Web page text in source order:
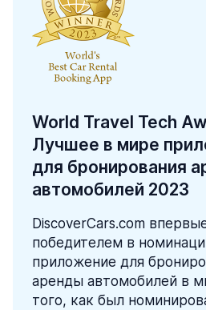
World Travel Tech
Лучшее в мире
для бронирования
автомобилей 2023
DiscoverCars.com
победителем в
приложение для
аренды автомобилей в
того, как был